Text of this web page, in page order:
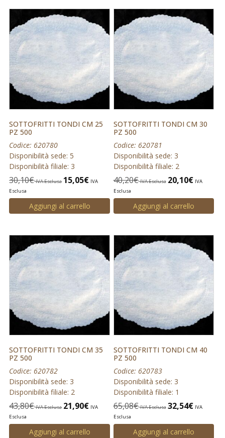
SOTTOFRITTI TONDI CM 25
PZ 500
Codice: 620780
Disponibilità sede: 5
Disponibilità filiale: 3
30,10€ IVA Esclusa 15,05€ IVA
Esclusa
Aggiungi al carrello
SOTTOFRITTI TONDI CM 30
PZ 500
Codice: 620781
Disponibilità sede: 3
Disponibilità filiale: 2
40,20€ IVA Esclusa 20,10€ IVA
Esclusa
Aggiungi al carrello
SOTTOFRITTI TONDI CM 35
PZ 500
Codice: 620782
Disponibilità sede: 3
Disponibilità filiale: 2
43,80€ IVA Esclusa 21,90€ IVA
Esclusa
Aggiungi al carrello
SOTTOFRITTI TONDI CM 40
PZ 500
Codice: 620783
Disponibilità sede: 3
Disponibilità filiale: 1
65,08€ IVA Esclusa 32,54€ IVA
Esclusa
Aggiungi al carrello